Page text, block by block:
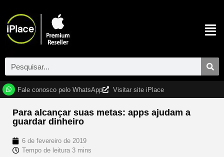
Fale conosco pelo WhatsApp Visitar site iPlace
Para alcançar suas metas: apps ajudam a
guardar dinheiro
6 de fevereiro de 2019